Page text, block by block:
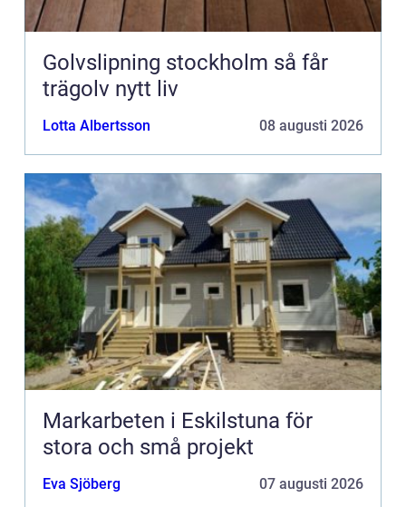
Golvslipning stockholm så får
trägolv nytt liv
Lotta Albertsson 08 augusti 2026
Markarbeten i Eskilstuna för
stora och små projekt
Eva Sjöberg 07 augusti 2026